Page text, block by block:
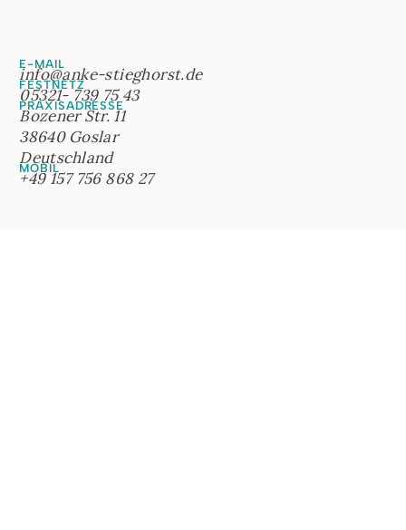
E-MAIL
info@anke-stieghorst.de
FESTNETZ
05321- 739 75 43
PRAXISADRESSE
Bozener Str. 11
38640 Goslar
Deutschland
MOBIL
+49 157 756 868 27